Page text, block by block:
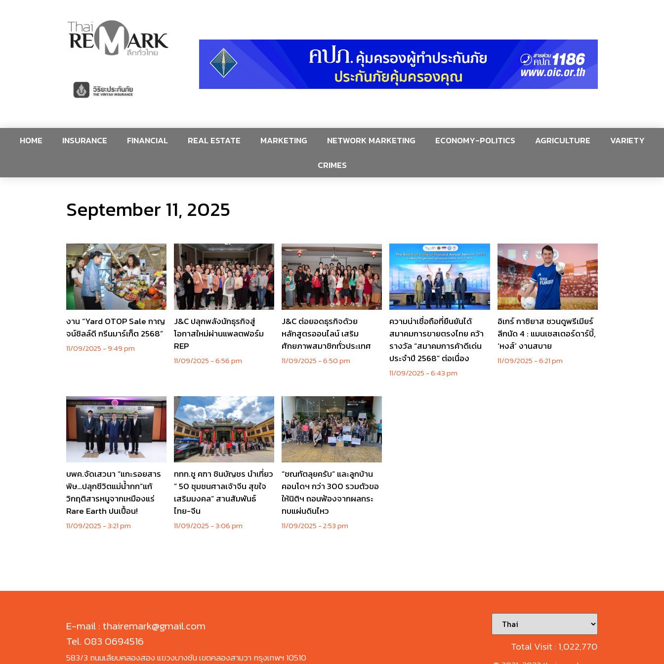
HOME INSURANCE FINANCIAL REAL ESTATE MARKETING NETWORK MARKETING ECONOMY-POLITICS AGRICULTURE
VARIETY
CRIMES
September 11, 2025
งาน “Yard OTOP Sale กาญ
จน์ชิลล์ดี กรีนมาร์เก็ต 2568”
11/09/2025 9:49 pm
J&C ปลุกพลังนักธุรกิจสู่
โอกาสใหม่ผ่านแพลตฟอร์ม
REP
11/09/2025 6:56 pm
J&C ต่อยอดธุรกิจด้วย
หลักสูตรออนไลน์ เสริม
ศักยภาพสมาชิกทั่วประเทศ
11/09/2025 6:50 pm
ความน่าเชื่อถือที่ยืนยันได้
สมาคมการขายตรงไทย คว้า
รางวัล “สมาคมการค้าดีเด่น
ประจำปี 2568” ต่อเนื่อง
11/09/2025 6:43 pm
อิเกร์ กาซิยาส ชวนดูพรีเมียร์
ลีกนัด 4 : แมนเชสเตอร์ดาร์บี้,
‘หงส์’ งานสบาย
11/09/2025 6:21 pm
บพค.จัดเสวนา “แกะรอยสาร
พิษ…ปลุกชีวิตแม่น้ำกก”แก้
วิกฤติสารหนูจากเหมืองแร่
Rare Earth ปนเปื้อน!
11/09/2025 3:21 pm
ททท.ชู คฑา ชินบัญชร นำเที่ยว
” 50 ชุมชนศาลเจ้าจีน สุขใจ
เสริมมงคล” สานสัมพันธ์
ไทย-จีน
11/09/2025 3:06 pm
“ชณทัตลุยครับ” และลูกบ้าน
คอนโดฯ กว่า 300 รวมตัวขอ
ให้นิติฯ ถอนฟ้องจากผลกระ
ทบแผ่นดินไหว
11/09/2025 2:53 pm
E-mail : thairemark@gmail.com
Tel. 083 0694516
583/3 ถนนเลียบคลองสอง แขวงบางชัน เขตคลองสามวา กรุงเทพฯ 10510
Total Visit : 1,022,770